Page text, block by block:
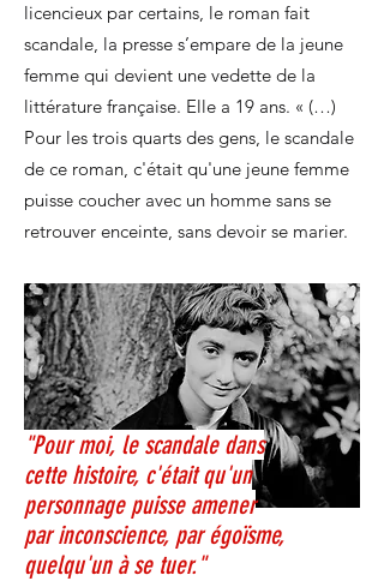
licencieux par certains, le roman fait
scandale, la presse s’empare de la jeune
femme qui devient une vedette de la
littérature française. Elle a 19 ans. « (…)
Pour les trois quarts des gens, le scandale
de ce roman, c'était qu'une jeune femme
puisse coucher avec un homme sans se
retrouver enceinte, sans devoir se marier.
"Pour moi, le scandale dans
cette histoire, c'était qu'un
personnage puisse amener
par inconscience, par égoïsme,
quelqu'un à se tuer."